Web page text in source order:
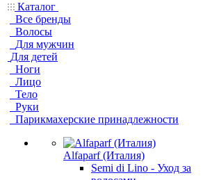
Каталог
Все бренды
Волосы
Для мужчин
Для детей
Ноги
Лицо
Тело
Руки
Парикмахерские принадлежности
Alfaparf (Италия)
Semi di Lino - Уход за